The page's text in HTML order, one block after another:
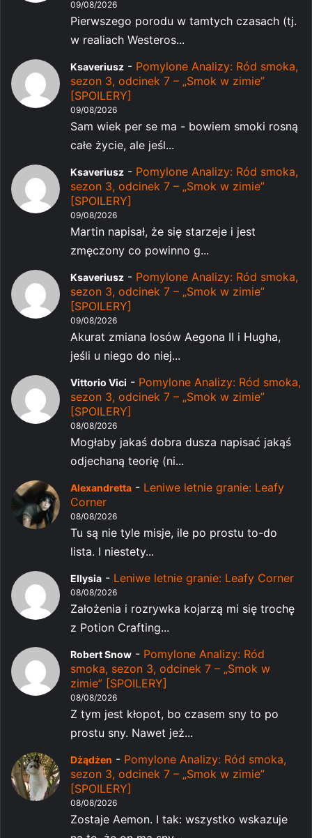
09/08/2026
Pierwszego porodu w tamtych czasach (tj.
w realiach Westeros...
Ksaveriusz - Pomylone Analizy: Ród smoka,
sezon 3, odcinek 7 – „Smok w zimie”
[SPOILERY]
09/08/2026
Sam wiek per se ma - bowiem smoki rosną
całe życie, ale jeśl...
Ksaveriusz - Pomylone Analizy: Ród smoka,
sezon 3, odcinek 7 – „Smok w zimie”
[SPOILERY]
09/08/2026
Martin napisał, że się starzeje i jest
zmęczony co powinno g...
Ksaveriusz - Pomylone Analizy: Ród smoka,
sezon 3, odcinek 7 – „Smok w zimie”
[SPOILERY]
09/08/2026
Akurat zmiana losów Aegona II i Hugha,
jeśli u niego do niej...
Vittorio Vici - Pomylone Analizy: Ród smoka,
sezon 3, odcinek 7 – „Smok w zimie”
[SPOILERY]
08/08/2026
Mogłaby jakaś dobra dusza napisać jakąś
odjechaną teorię (ni...
Alexandretta - Leniwe letnie granie: Leafy
Corner
08/08/2026
Tu są nie tyle misje, ile po prostu to-do
lista. I niestety...
Ellysia - Leniwe letnie granie: Leafy Corner
08/08/2026
Założenia i rozrywka kojarzą mi się trochę
z Potion Crafting...
Robert Snow - Pomylone Analizy: Ród
smoka, sezon 3, odcinek 7 – „Smok w
zimie” [SPOILERY]
08/08/2026
Z tym jest kłopot, bo czasem sny to po
prostu sny. Nawet jeż...
Dżądżen - Pomylone Analizy: Ród smoka,
sezon 3, odcinek 7 – „Smok w zimie”
[SPOILERY]
08/08/2026
Zostaje Aemon. I tak: wszystko wskazuje